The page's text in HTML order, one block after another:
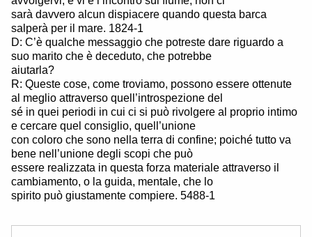
sarà davvero alcun dispiacere quando questa barca
salperà per il mare. 1824-1
D: C’è qualche messaggio che potreste dare riguardo a
suo marito che è deceduto, che potrebbe
aiutarla?
R: Queste cose, come troviamo, possono essere ottenute
al meglio attraverso quell’introspezione del
sé in quei periodi in cui ci si può rivolgere al proprio intimo
e cercare quel consiglio, quell’unione
con coloro che sono nella terra di confine; poiché tutto va
bene nell’unione degli scopi che può
essere realizzata in questa forza materiale attraverso il
cambiamento, o la guida, mentale, che lo
spirito può giustamente compiere. 5488-1